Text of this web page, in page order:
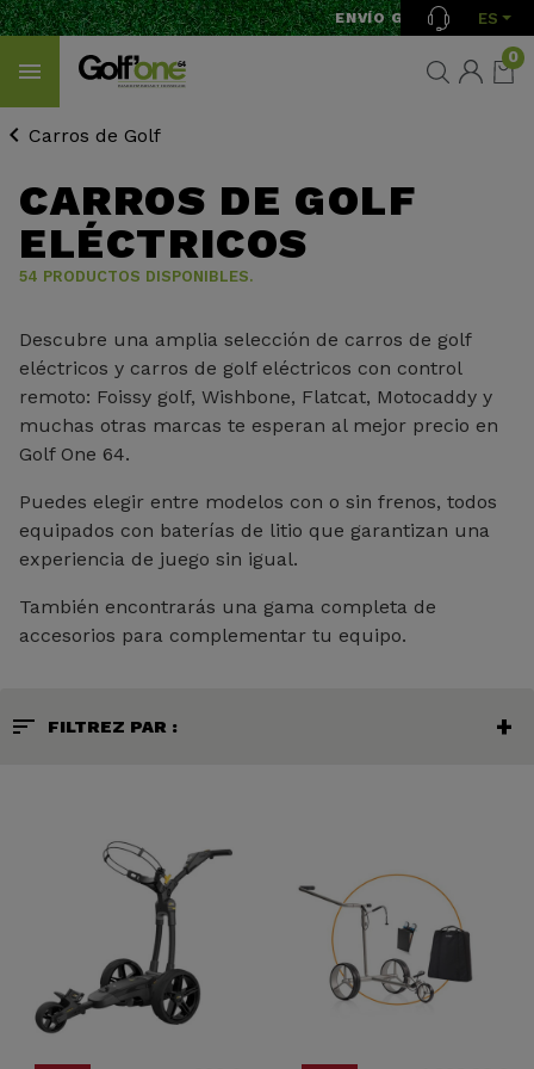
ENVÍO GRATIS A PARTIR DE
ES
0
Carros de Golf
CARROS DE GOLF
ELÉCTRICOS
54 PRODUCTOS DISPONIBLES.
Descubre una amplia selección de carros de golf
eléctricos y carros de golf eléctricos con control
remoto: Foissy golf, Wishbone, Flatcat, Motocaddy y
muchas otras marcas te esperan al mejor precio en
Golf One 64.
Puedes elegir entre modelos con o sin frenos, todos
equipados con baterías de litio que garantizan una
experiencia de juego sin igual.
También encontrarás una gama completa de
accesorios para complementar tu equipo.
sort FILTREZ PAR :